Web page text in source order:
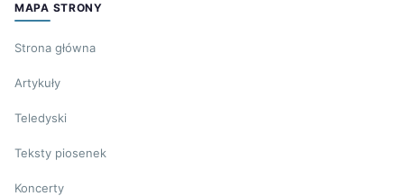
MAPA STRONY
Strona główna
Artykuły
Teledyski
Teksty piosenek
Koncerty